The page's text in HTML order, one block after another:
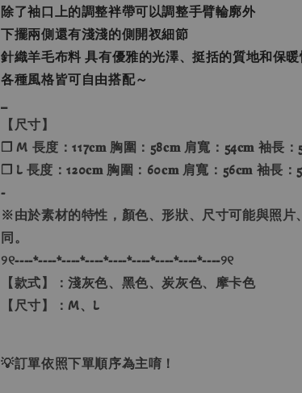
除了袖口上的調整袢帶可以調整手臂輪廓外
下擺兩側還有淺淺的側開衩細節
針織羊毛布料 具有優雅的光澤、挺括的質地和保暖
各種風格皆可自由搭配～
【尺寸】
❐ M 長度：117𝐜𝐦 胸圍：58𝐜𝐦 肩寬：54𝐜𝐦 袖長：
❐ L 長度：120𝐜𝐦 胸圍：60𝐜𝐦 肩寬：56𝐜𝐦 袖長：
-
※由於素材的特性，顏色、形狀、尺寸可能與照片
同。
୨୧----*----*----*----*----*----*----*----*----୨୧
【款式】：淺灰色、黑色、炭灰色、摩卡色
【尺寸】：M、L
💡訂單依照下單順序為主唷！